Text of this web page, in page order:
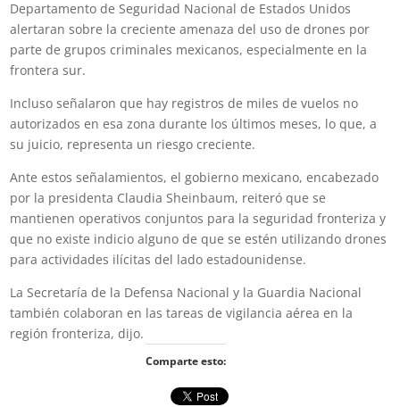
Departamento de Seguridad Nacional de Estados Unidos
alertaran sobre la creciente amenaza del uso de drones por
parte de grupos criminales mexicanos, especialmente en la
frontera sur.
Incluso señalaron que hay registros de miles de vuelos no
autorizados en esa zona durante los últimos meses, lo que, a
su juicio, representa un riesgo creciente.
Ante estos señalamientos, el gobierno mexicano, encabezado
por la presidenta Claudia Sheinbaum, reiteró que se
mantienen operativos conjuntos para la seguridad fronteriza y
que no existe indicio alguno de que se estén utilizando drones
para actividades ilícitas del lado estadounidense.
La Secretaría de la Defensa Nacional y la Guardia Nacional
también colaboran en las tareas de vigilancia aérea en la
región fronteriza, dijo.
Comparte esto: